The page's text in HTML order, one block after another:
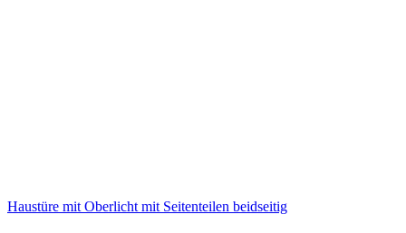
Haustüre mit Oberlicht mit Seitenteilen beidseitig